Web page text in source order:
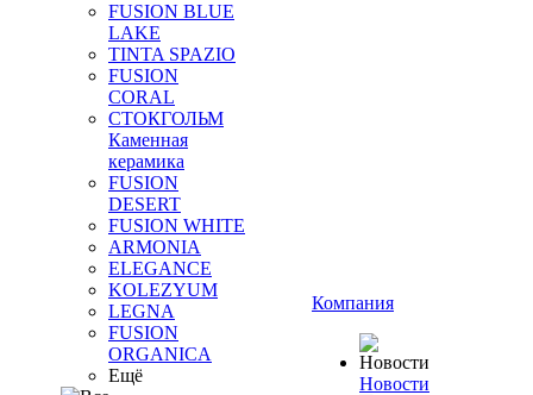
FUSION BLUE
LAKE
TINTA SPAZIO
FUSION
CORAL
СТОКГОЛЬМ
Каменная
керамика
FUSION
DESERT
FUSION WHITE
ARMONIA
ELEGANCE
KOLEZYUM
LEGNA
FUSION
ORGANICA
Ещё
Компания
Новости